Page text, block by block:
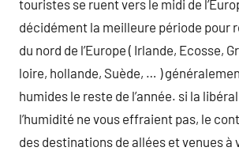
touristes se ruent vers le midi de
décidément la meilleure période pour
du nord de l’Europe ( Irlande, Ecosse,
loire, hollande, Suède, … )
humides le reste de l’année. si la
l’humidité ne vous effraient pas, le
des destinations de allées et venues à